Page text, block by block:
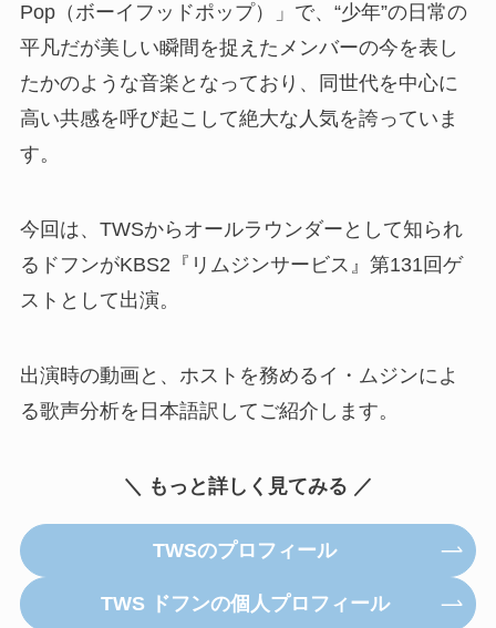
Pop（ボーイフッドポップ）」で、“少年”の日常の
平凡だが美しい瞬間を捉えたメンバーの今を表し
たかのような音楽となっており、同世代を中心に
高い共感を呼び起こして絶大な人気を誇っていま
す。
今回は、TWSからオールラウンダーとして知られ
るドフンがKBS2『リムジンサービス』第131回ゲ
ストとして出演。
出演時の動画と、ホストを務めるイ・ムジンによ
る歌声分析を日本語訳してご紹介します。
＼ もっと詳しく見てみる ／
TWSのプロフィール
TWS ドフンの個人プロフィール